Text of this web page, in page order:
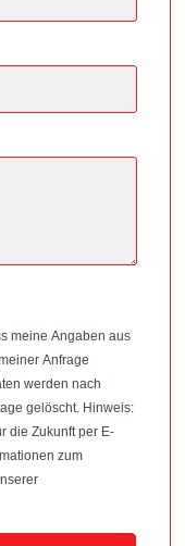
meine Angaben aus
Anfrage
werden nach
Hinweis:
die Zukunft per E-
zum